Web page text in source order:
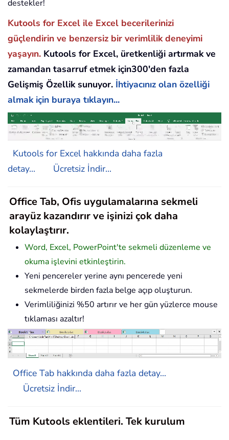
destekler!
Kutools for Excel ile Excel becerilerinizi
güçlendirin ve benzersiz bir verimlilik deneyimi
yaşayın. Kutools for Excel, üretkenliği artırmak ve
zamandan tasarruf etmek için300'den fazla
Gelişmiş Özellik sunuyor. İhtiyacınız olan özelliği
almak için buraya tıklayın...
Kutools for Excel hakkında daha fazla
detay...
Ücretsiz İndir...
Office Tab, Ofis uygulamalarına sekmeli
arayüz kazandırır ve işinizi çok daha
kolaylaştırır.
Word, Excel, PowerPoint'te sekmeli düzenleme ve
okuma işlevini etkinleştirin.
Yeni pencereler yerine aynı pencerede yeni
sekmelerde birden fazla belge açıp oluşturun.
Verimliliğinizi %50 artırır ve her gün yüzlerce mouse
tıklaması azaltır!
Office Tab hakkında daha fazla detay...
Ücretsiz İndir...
Tüm Kutools eklentileri. Tek kurulum